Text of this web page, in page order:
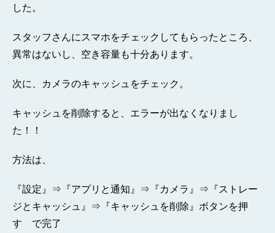
した。
スタッフさんにスマホをチェックしてもらったところ、
異常はないし、空き容量も十分あります。
次に、カメラのキャッシュをチェック。
キャッシュを削除すると、エラーが出なくなりまし
た！！
方法は、
『設定』⇒『アプリと通知』⇒『カメラ』⇒『ストレー
ジとキャッシュ』⇒『キャッシュを削除』ボタンを押
す で完了